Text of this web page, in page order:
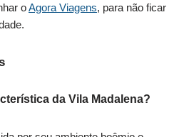
oAgora Viagens, para não ficar
da Vila Madalena?